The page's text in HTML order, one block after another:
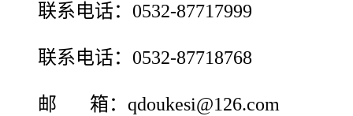
联系电话：0532-87717999
联系电话：0532-87718768
邮 箱：qdoukesi@126.com